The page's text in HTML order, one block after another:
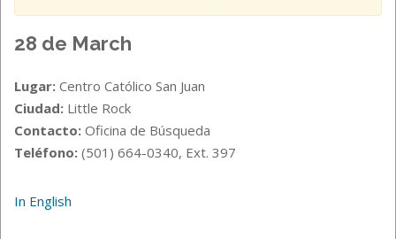
28 de March
Lugar: Centro Católico San Juan
Ciudad: Little Rock
Contacto: Oficina de Búsqueda
Teléfono: (501) 664-0340, Ext. 397
In English